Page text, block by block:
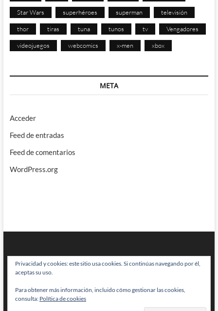
Star Wars superhéroes superman televisión
thor tiras tuna tunos tv Vengadores
videojuegos webcomics x-men xbox
META
Acceder
Feed de entradas
Feed de comentarios
WordPress.org
BRAINSTOMPING| Diseñado por:Theme Freesia|WordPress| © Todos
los derechos reservados
Privacidad y cookies: este sitio usa cookies. Si continúas navegando por él,
aceptas su uso.
Para obtener más información, incluido cómo gestionar las cookies,
consulta: Política de cookies